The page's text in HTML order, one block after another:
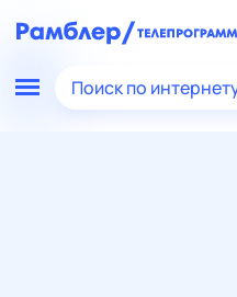
Поиск по